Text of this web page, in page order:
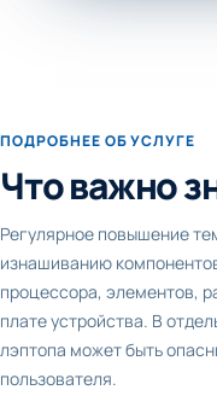
ПОДРОБНЕЕ ОБ УСЛУГЕ
Что важно
Регулярное повышение
изнашиванию
процессора, элементов,
плате устройства. В
лэптопа может быть
пользователя.